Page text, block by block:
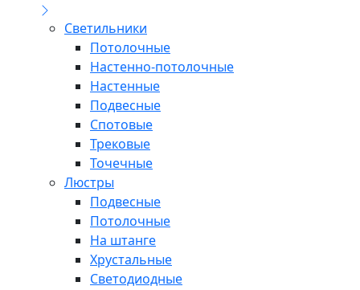
Светильники
Потолочные
Настенно-потолочные
Настенные
Подвесные
Спотовые
Трековые
Точечные
Люстры
Подвесные
Потолочные
На штанге
Хрустальные
Светодиодные